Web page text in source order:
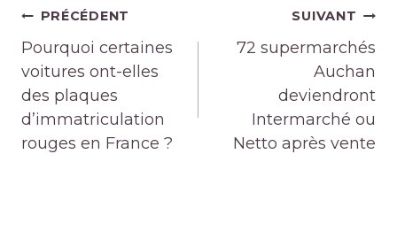
Navigation
de
l’article
PRÉCÉDENT
Pourquoi certaines
voitures ont-elles
des plaques
d’immatriculation
rouges en France ?
SUIVANT
72 supermarchés
Auchan
deviendront
Intermarché ou
Netto après vente